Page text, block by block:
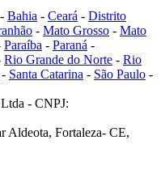
- Bahia - Ceará - Distrito
- Mato Grosso - Mato
Paraíba - Paraná -
Rio Grande do Norte - Rio
- Santa Catarina - São Paulo -
- CNPJ:
Aldeota, Fortaleza- CE,